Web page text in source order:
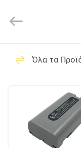
ΣΠΊΤΙ
ΠΡΟΪΌΝΤΑ
ΠΕΡΊΠΟΥ
ΕΜΕΊΣ
Instrument
Co.,Ltd.
Reserved.
Όλα τα